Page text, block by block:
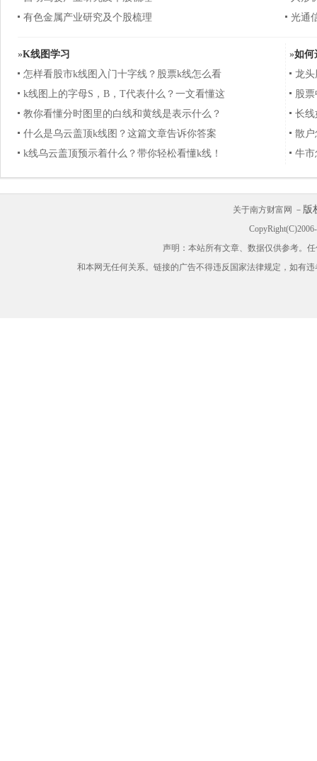
有色金属产业研究及个股梳理
光通
»K线图学习
怎样看股市k线图入门十字线？股票k线怎么看
k线图上的字母S，B，T代表什么？一文看懂这
教你看懂分时图里的白线和黄线是表示什么？
什么是乌云盖顶k线图？这篇文章告诉你答案
k线乌云盖顶预示着什么？带你轻松看懂k线！
»如何
龙头
股
长线
散户
牛市
关于南方财富网 － 版
声明：本站所有文章、数据仅供参考。
和本网无任何关系。链接的广告不得违反国家法律规定，如有